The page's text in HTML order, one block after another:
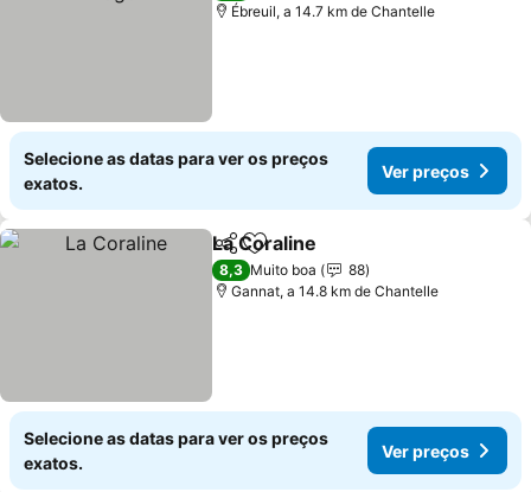
Ébreuil, a 14.7 km de Chantelle
Selecione as datas para ver os preços
exatos.
Ver preços
PartilharAdicionar aos favoritos
La Coraline
8,3 Muito boa
88
Gannat, a 14.8 km de Chantelle
Selecione as datas para ver os preços
exatos.
Ver preços